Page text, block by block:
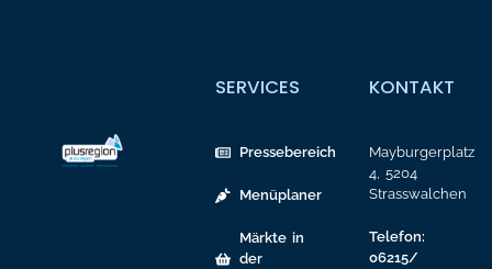
SERVICES
Pressebereich
Menüplaner
Märkte in
der
KONTAKT
Mayburgerplatz
4, 5204
Strasswalchen
Telefon:
06215/